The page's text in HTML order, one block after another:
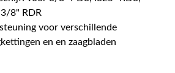
8" RDR
voor verschillende
en en zaagbladen